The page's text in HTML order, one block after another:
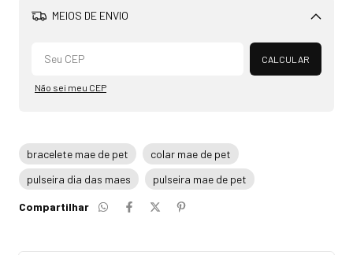
MEIOS DE ENVIO
Alterar CEP
CALCULAR
Não sei meu CEP
bracelete mae de pet
colar mae de pet
pulseira dia das maes
pulseira mae de pet
Compartilhar